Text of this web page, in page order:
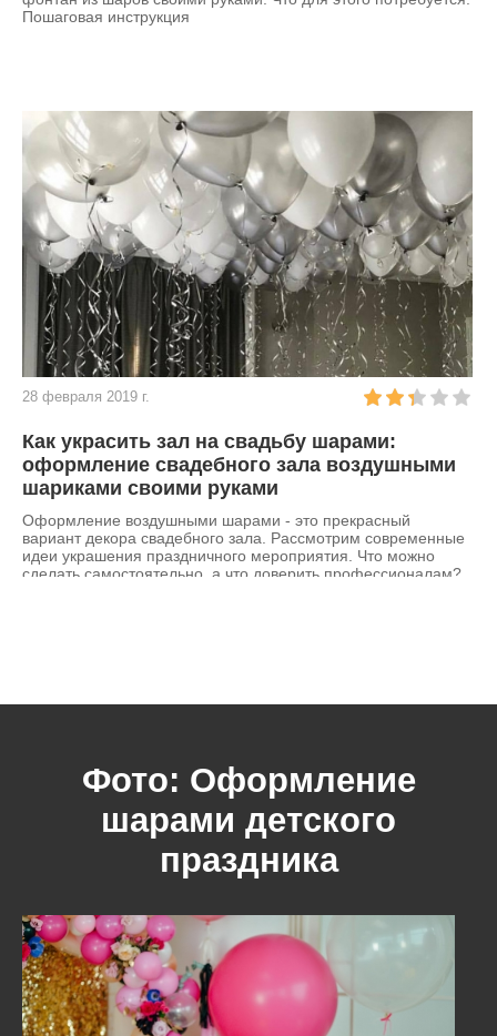
Пошаговая инструкция
28 февраля 2019 г.
Как украсить зал на свадьбу шарами:
оформление свадебного зала воздушными
шариками своими руками
Оформление воздушными шарами - это прекрасный
вариант декора свадебного зала. Рассмотрим современные
идеи украшения праздничного мероприятия. Что можно
сделать самостоятельно, а что доверить профессионалам?
Фото: Оформление
шарами детского
праздника